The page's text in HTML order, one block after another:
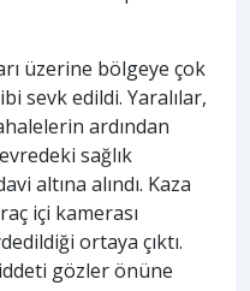
üzerine bölgeye çok
sevk edildi. Yaralılar,
ardından
sağlık
altına alındı. Kaza
içi kamerası
ortaya çıktı.
gözler önüne